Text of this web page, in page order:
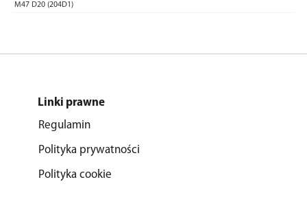
M47 D20 (204D1)
Linki prawne
Regulamin
Polityka prywatności
Polityka cookie